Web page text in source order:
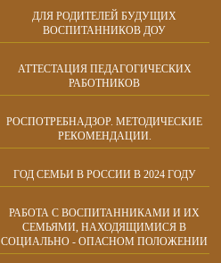
ДЛЯ РОДИТЕЛЕЙ БУДУЩИХ
ВОСПИТАННИКОВ ДОУ
АТТЕСТАЦИЯ ПЕДАГОГИЧЕСКИХ
РАБОТНИКОВ
РОСПОТРЕБНАДЗОР. МЕТОДИЧЕСКИЕ
РЕКОМЕНДАЦИИ.
ГОД СЕМЬИ В РОССИИ В 2024 ГОДУ
РАБОТА С ВОСПИТАННИКАМИ И ИХ
СЕМЬЯМИ, НАХОДЯЩИМИСЯ В
СОЦИАЛЬНО - ОПАСНОМ ПОЛОЖЕНИИ